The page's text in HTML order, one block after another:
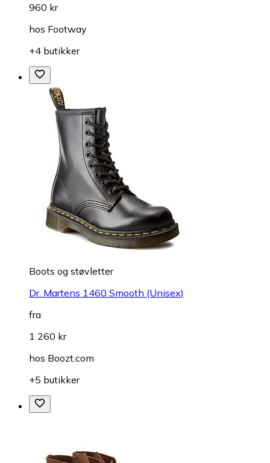
960 kr
hos Footway
+4 butikker
Boots og støvletter
Dr. Martens 1460 Smooth (Unisex)
fra
1 260 kr
hos Boozt.com
+5 butikker